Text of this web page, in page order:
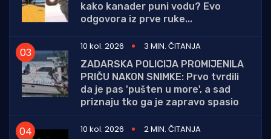
kako kanader puni vodu? Evo
odgovora iz prve ruke...
10 kol. 2026
3 MIN. ČITANJA
ZADARSKA POLICIJA PROMIJENILA
PRIČU NAKON SNIMKE: Prvo tvrdili
da je pas 'pušten u more', a sad
priznaju tko ga je zapravo spasio
10 kol. 2026
2 MIN. ČITANJA